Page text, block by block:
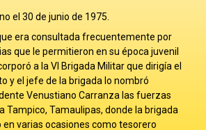
el 30 de junio de 1975.
era consultada frecuentemente por
que le permitieron en su época juvenil
a la VI Brigada Militar que dirigía el
y el jefe de la brigada lo nombró
Venustiano Carranza las fuerzas
Tampico, Tamaulipas, donde la brigada
varias ocasiones como tesorero